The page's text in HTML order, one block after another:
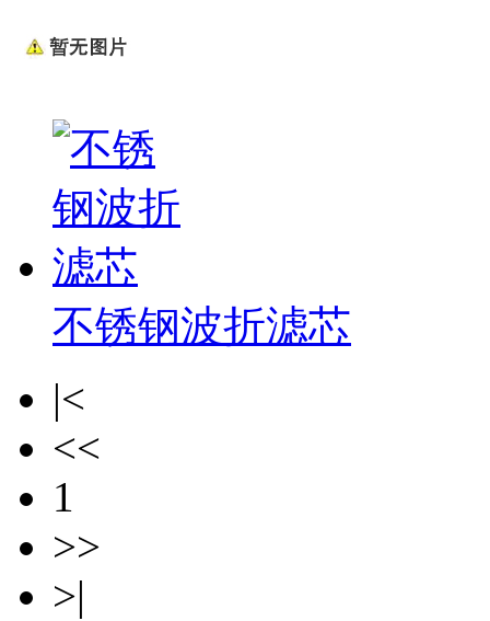
不锈钢波折滤芯
|<
<<
1
>>
>|